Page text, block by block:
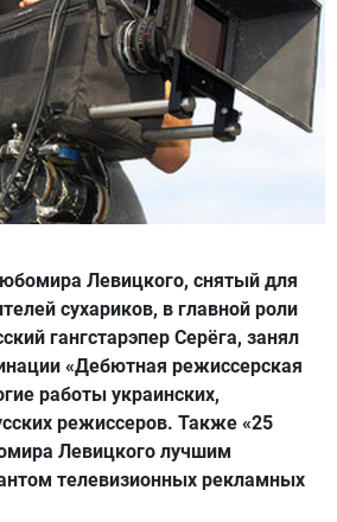
Левицкого, снятый для
сухариков, в главной роли
гангстарэпер Серёга, занял
«Дебютная режиссерская
работы украинских,
режиссеров. Также «25
Левицкого лучшим
телевизионных рекламных